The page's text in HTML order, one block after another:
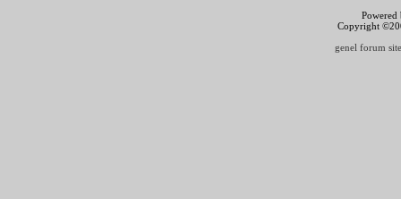
Copyright
genel forum